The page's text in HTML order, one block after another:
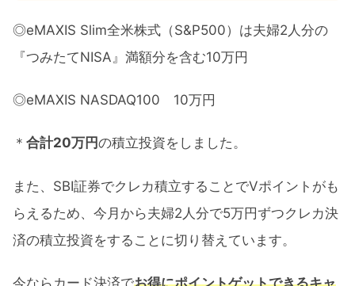
◎eMAXIS Slim全米株式（S&P500）は夫婦2人分の
『つみたてNISA』満額分を含む10万円
◎eMAXIS NASDAQ100 10万円
＊ 合計20万円の積立投資をしました。
また、SBI証券でクレカ積立することでVポイントがも
らえるため、今月から夫婦2人分で5万円ずつクレカ決
済の積立投資をすることに切り替えています。